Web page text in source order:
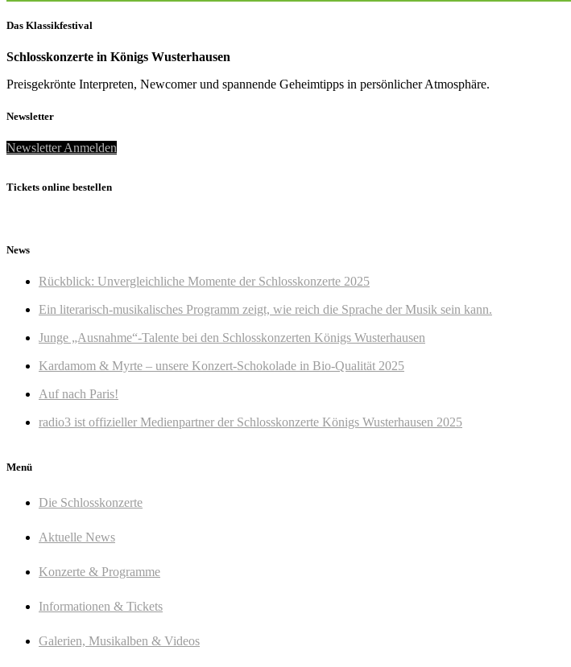
Das Klassikfestival
Schlosskonzerte in Königs Wusterhausen
Preisgekrönte Interpreten, Newcomer und spannende Geheimtipps in persönlicher Atmosphäre.
Newsletter
Newsletter Anmelden
Tickets online bestellen
News
Rückblick: Unvergleichliche Momente der Schlosskonzerte 2025
Ein literarisch-musikalisches Programm zeigt, wie reich die Sprache der Musik sein kann.
Junge „Ausnahme“-Talente bei den Schlosskonzerten Königs Wusterhausen
Kardamom & Myrte – unsere Konzert-Schokolade in Bio-Qualität 2025
Auf nach Paris!
radio3 ist offizieller Medienpartner der Schlosskonzerte Königs Wusterhausen 2025
Menü
Die Schlosskonzerte
Aktuelle News
Konzerte & Programme
Informationen & Tickets
Galerien, Musikalben & Videos